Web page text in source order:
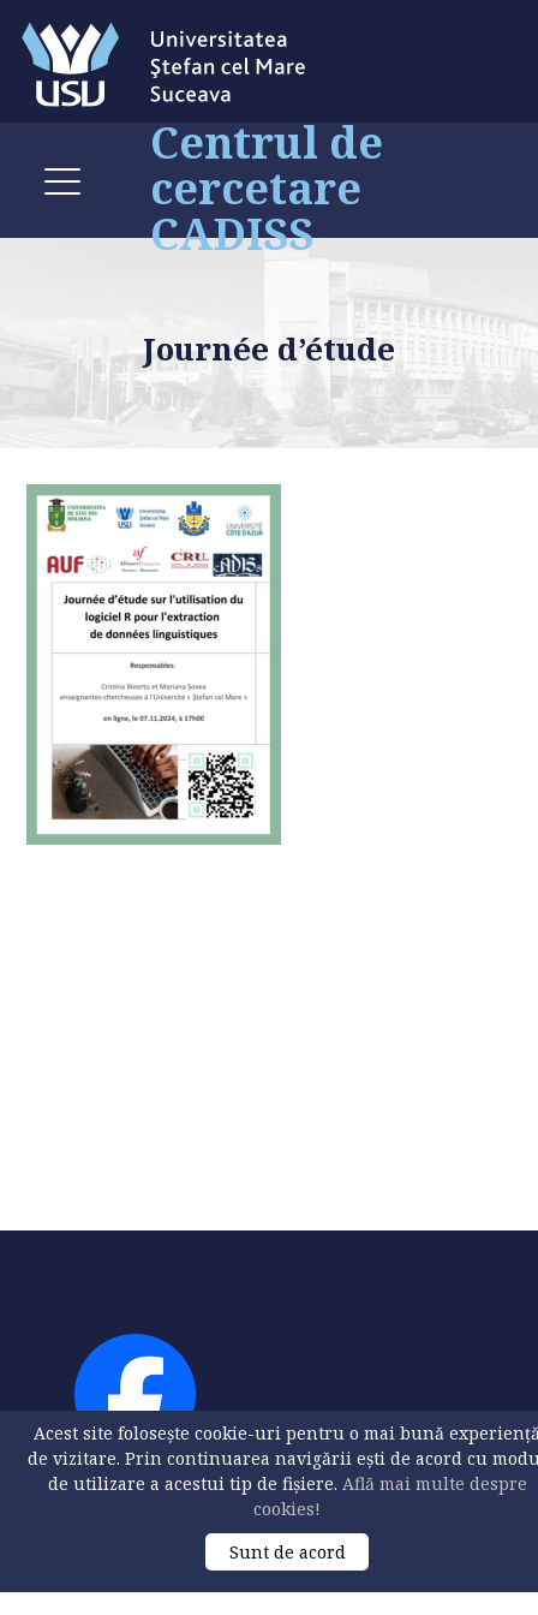
Centrul de
cercetare
CADISS
Journée d’étude
Acest site folosește cookie-uri pentru o mai bună
de vizitare. Prin continuarea navigării ești de acord cu
de utilizare a acestui tip de fișiere. Află mai multe despre
cookies!
Sunt de acord